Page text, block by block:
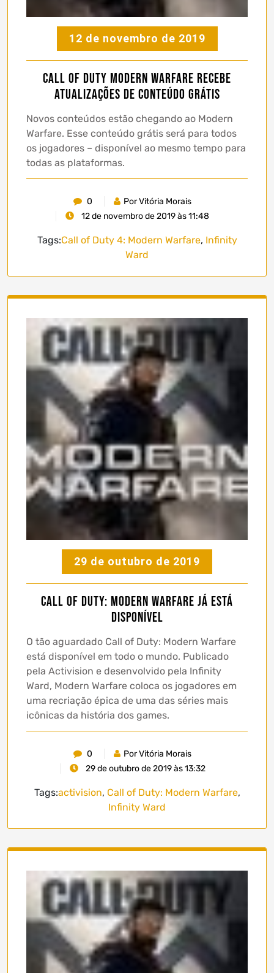
12 de novembro de 2019
Call of Duty Modern Warfare recebe
atualizações de conteúdo grátis
Novos conteúdos estão chegando ao Modern
Warfare. Esse conteúdo grátis será para todos
os jogadores – disponível ao mesmo tempo para
todas as plataformas.
0
Por Vitória Morais
12 de novembro de 2019 às 11:48
Tags:Call of Duty 4: Modern Warfare, Infinity
Ward
29 de outubro de 2019
Call of Duty: Modern Warfare Já Está
Disponível
O tão aguardado Call of Duty: Modern Warfare
está disponível em todo o mundo. Publicado
pela Activision e desenvolvido pela Infinity
Ward, Modern Warfare coloca os jogadores em
uma recriação épica de uma das séries mais
icônicas da história dos games.
0
Por Vitória Morais
29 de outubro de 2019 às 13:32
Tags:activision, Call of Duty: Modern Warfare,
Infinity Ward